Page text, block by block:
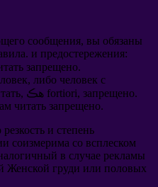
сообщения, вы обязаны
. и предостережения:
запрещено.
, либо человек с
, هڪ fortiori, запрещено.
читать запрещено.
резкость и степень
соизмерима со всплеском
в случае рекламы
Женской груди или половых